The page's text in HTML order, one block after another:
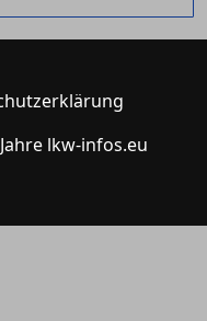
lkw-infos.eu